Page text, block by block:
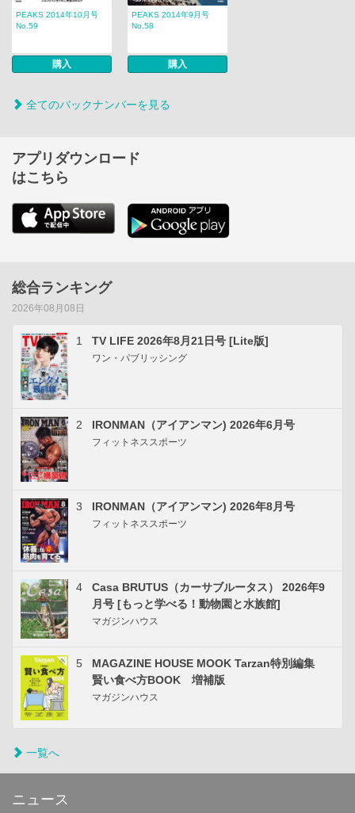
PEAKS 2014年10月号
No.59
購入
PEAKS 2014年9月号
No.58
購入
全てのバックナンバーを見る
アプリダウンロード
はこちら
総合ランキング
2026年08月08日
1 TV LIFE 2026年8月21日号 [Lite版]
ワン・パブリッシング
2 IRONMAN（アイアンマン) 2026年6月号
フィットネススポーツ
3 IRONMAN（アイアンマン) 2026年8月号
フィットネススポーツ
4
Casa BRUTUS（カーサブルータス） 2026年9
月号 [もっと学べる！動物園と水族館]
マガジンハウス
5
MAGAZINE HOUSE MOOK Tarzan特別編集
賢い食べ方BOOK 増補版
マガジンハウス
一覧へ
ニュース